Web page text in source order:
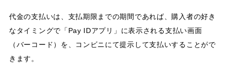
代金の支払いは、支払期限までの期間であれば、購入者の好き
なタイミングで「Pay IDアプリ」に表示される支払い画面
（バーコード）を、コンビニにて提示して支払いすることがで
きます。